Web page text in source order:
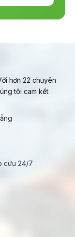
hơn 22 chuyên
tôi cam kết
cứu 24/7